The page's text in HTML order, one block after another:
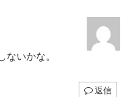
ないかな。
返信